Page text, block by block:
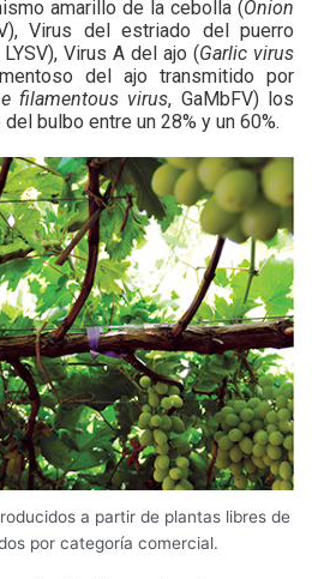
amarillo de la cebolla (Onion
Virus del estriado del puerro
LYSV), Virus A del ajo (Garlic virus
del ajo transmitido por
filamentous virus, GaMbFV) los
bulbo entre un 28% y un 60%.
a partir de plantas libres de
por categoría comercial.